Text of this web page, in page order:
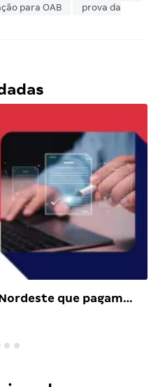
para OAB
prova da
que pagam…